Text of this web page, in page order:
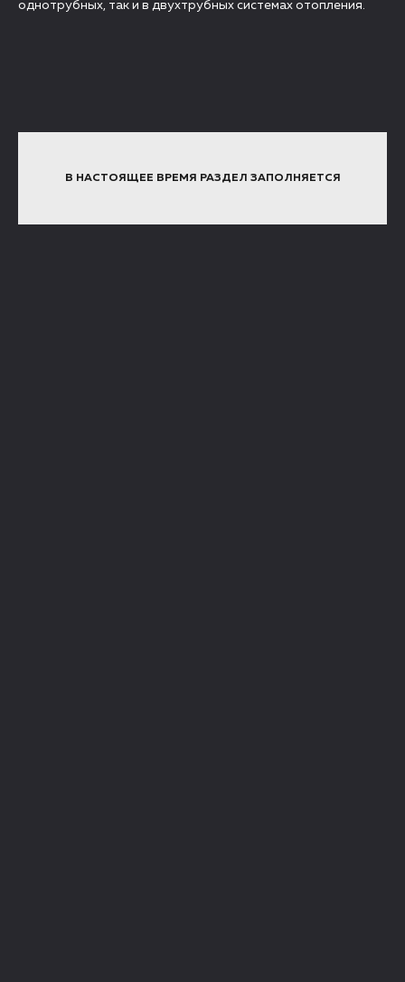
однотрубных, так и в двухтрубных системах отопления.
В НАСТОЯЩЕЕ ВРЕМЯ РАЗДЕЛ ЗАПОЛНЯЕТСЯ